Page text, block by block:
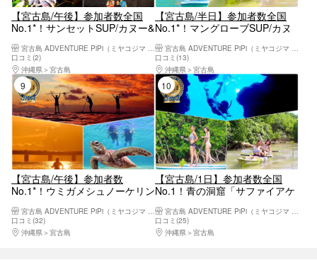
【宮古島/午後】参加者数全国
No.1*！サンセットSUP/カヌー&
マジックアワーを全身で体感
宮古島 ADVENTURE PiPi（ミヤコジマ アドベンチャー ピピ）
口コミ(2)
沖縄県
宮古島
【宮古島/半日】参加者数全国
No.1*！マングローブSUP/カヌ
を同時に｜高画質写真・送迎・
機材込み＜予約特典あり＞
宮古島 ADVENTURE PiPi（ミヤコジマ アドベンチャー ピピ）
口コミ(13)
沖縄県
宮古島
9位
【宮古島/午後】参加者数
No.1*！ウミガメシュノーケリン
ー！午後から夕方まで満喫！写
真データ無料！
口コミ(32)
沖縄県
宮古島
10位
【宮古島/1日】参加者数全国
No.1！青の洞窟「サファイアケ
グローブSUP/カヌー｜高画質写
真・送迎・機材込み
口コミ(25)
沖縄県
宮古島